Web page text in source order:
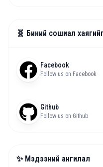
🧬 Биний сошиал
Facebook
Follow us on Facebook
Github
Follow us on Github
✨ Мэдээний ангилал